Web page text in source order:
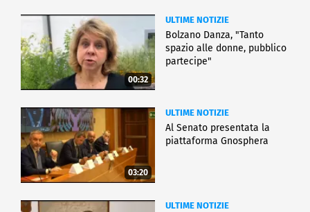
00:32
ULTIME NOTIZIE
Bolzano Danza, "Tanto
spazio alle donne, pubblico
partecipe"
03:20
ULTIME NOTIZIE
Al Senato presentata la
piattaforma Gnosphera
ULTIME NOTIZIE